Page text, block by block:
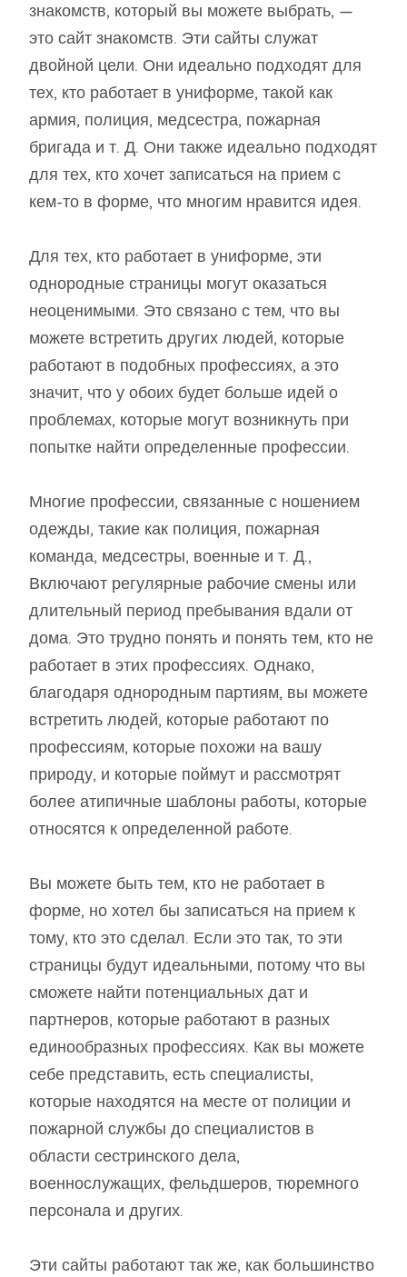
знакомств, который вы можете выбрать, —
это сайт знакомств. Эти сайты служат
двойной цели. Они идеально подходят для
тех, кто работает в униформе, такой как
армия, полиция, медсестра, пожарная
бригада и т. Д. Они также идеально подходят
для тех, кто хочет записаться на прием с
кем-то в форме, что многим нравится идея.
Для тех, кто работает в униформе, эти
однородные страницы могут оказаться
неоценимыми. Это связано с тем, что вы
можете встретить других людей, которые
работают в подобных профессиях, а это
значит, что у обоих будет больше идей о
проблемах, которые могут возникнуть при
попытке найти определенные профессии.
Многие профессии, связанные с ношением
одежды, такие как полиция, пожарная
команда, медсестры, военные и т. Д.,
Включают регулярные рабочие смены или
длительный период пребывания вдали от
дома. Это трудно понять и понять тем, кто не
работает в этих профессиях. Однако,
благодаря однородным партиям, вы можете
встретить людей, которые работают по
профессиям, которые похожи на вашу
природу, и которые поймут и рассмотрят
более атипичные шаблоны работы, которые
относятся к определенной работе.
Вы можете быть тем, кто не работает в
форме, но хотел бы записаться на прием к
тому, кто это сделал. Если это так, то эти
страницы будут идеальными, потому что вы
сможете найти потенциальных дат и
партнеров, которые работают в разных
единообразных профессиях. Как вы можете
себе представить, есть специалисты,
которые находятся на месте от полиции и
пожарной службы до специалистов в
области сестринского дела,
военнослужащих, фельдшеров, тюремного
персонала и других.
Эти сайты работают так же, как большинство